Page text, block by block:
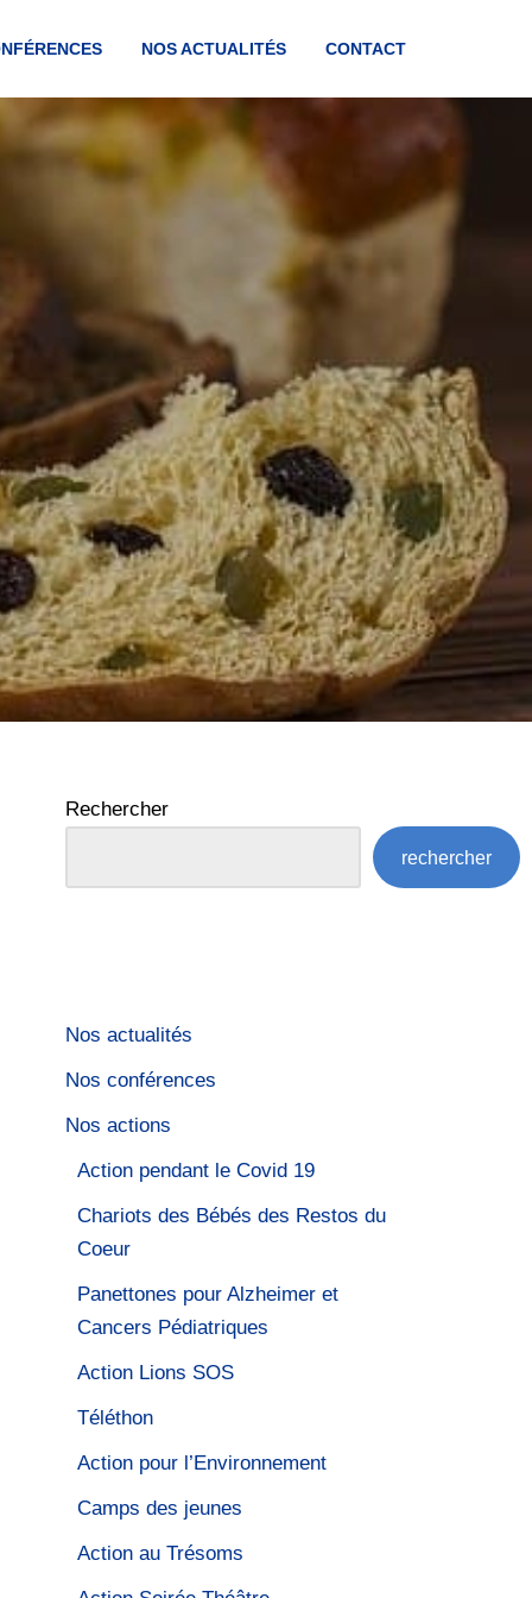
NOS ACTUALITÉS CONTACT
Rechercher
rechercher
Nos actualités
Nos conférences
Nos actions
Action pendant le Covid 19
Chariots des Bébés des Restos du
Coeur
Panettones pour Alzheimer et
Cancers Pédiatriques
Action Lions SOS
Téléthon
Action pour l’Environnement
Camps des jeunes
Action au Trésoms